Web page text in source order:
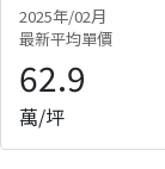
2025年/02月
最新平均單價
62.9
萬/坪